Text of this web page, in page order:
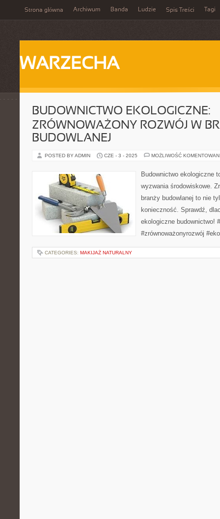
Strona główna Archiwum Banda Ludzie Spis Treści Tagi
WARZECHA
BUDOWNICTWO EKOLOGICZNE:
ZRÓWNOWAŻONY ROZWÓJ W
BUDOWLANEJ
POSTED BY ADMIN CZE - 3 - 2025 MOŻLIWOŚĆ
Budownictwo ekologiczne
wyzwania środowiskowe.
branży budowlanej to nie
konieczność. Sprawdź,
ekologiczne budownictwo!
#zrównoważonyrozwój
CATEGORIES: MAKIJAŻ NATURALNY